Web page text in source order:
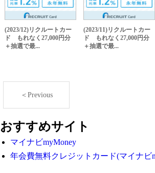
(2023/12)リクルートカー
ド もれなく27,000円分
＋抽選で最...
(2023/11)リクルートカー
ド もれなく27,000円分
＋抽選で最...
＜Previous
おすすめサイト
マイナビmyMoney
年会費無料クレジットカード(マイナビ